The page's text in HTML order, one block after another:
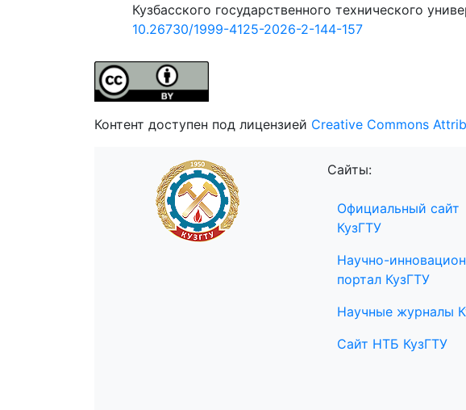
Кузбасского государственного технического
10.26730/1999-4125-2026-2-144-157
Контент доступен под лицензией Creative Commons
Сайты:
Официальный сайт
КузГТУ
Научно-
портал КузГТУ
Научные журналы
Сайт НТБ КузГТУ